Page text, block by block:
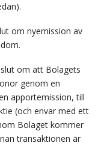
om nyemission av
om att Bolagets
genom en
apportemission, till
(och envar med ett
Bolaget kommer
transaktionen är